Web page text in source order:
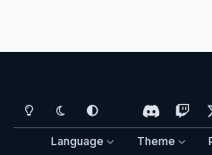
Light ModeDark ModeSystem Preference
d
i
s
w
i
Language Theme